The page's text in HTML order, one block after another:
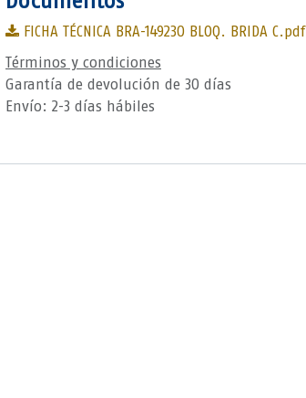
FICHA TÉCNICA BRA-149230 BLOQ. BRIDA C.pdf
Términos y condiciones
Garantía de devolución de 30 días
Envío: 2-3 días hábiles